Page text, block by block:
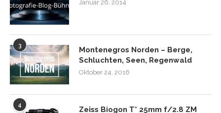
Januar 26, 2014
3
Montenegros Norden – Berge,
Schluchten, Seen, Regenwald
Oktober 24, 2016
4
Zeiss Biogon T* 25mm f/2.8 ZM